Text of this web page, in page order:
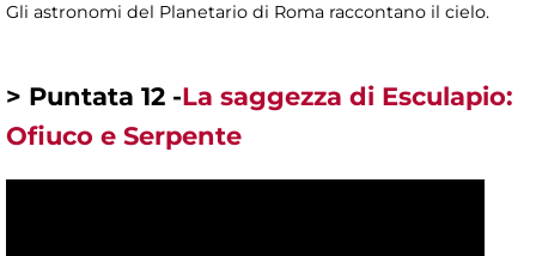
Gli astronomi del Planetario di Roma raccontano il cielo.
> Puntata 12 -La saggezza di Esculapio:
Ofiuco e Serpente